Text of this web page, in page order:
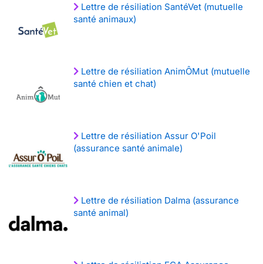
Lettre de résiliation SantéVet (mutuelle
santé animaux)
Lettre de résiliation AnimÔMut (mutuelle
santé chien et chat)
Lettre de résiliation Assur O'Poil
(assurance santé animale)
Lettre de résiliation Dalma (assurance
santé animal)